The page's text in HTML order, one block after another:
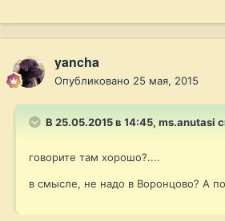
yancha
Опубликовано 25 мая, 2015
В 25.05.2015 в 14:45, ms.anutasi
говорите там хорошо?....
в смысле, не надо в Воронцово? А